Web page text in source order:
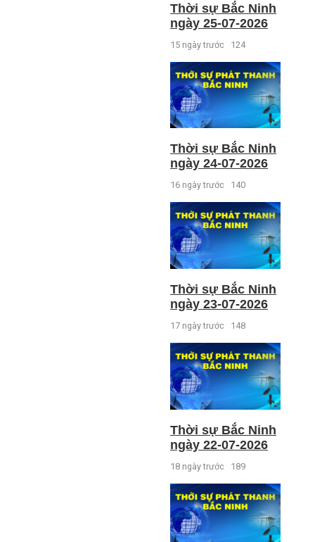
Thời sự Bắc Ninh
ngày 25-07-2026
15 ngày trước 124
Thời sự Bắc Ninh
ngày 24-07-2026
16 ngày trước 140
Thời sự Bắc Ninh
ngày 23-07-2026
17 ngày trước 148
Thời sự Bắc Ninh
ngày 22-07-2026
18 ngày trước 189